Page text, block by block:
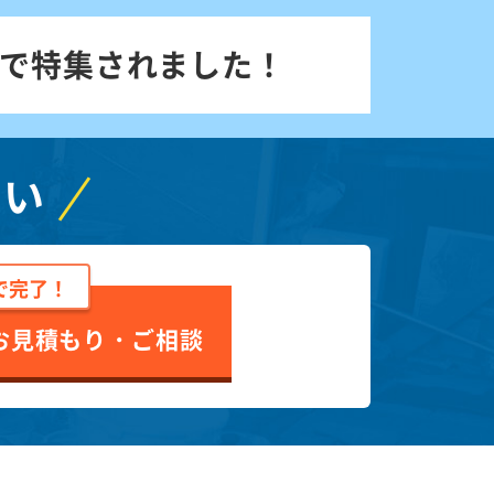
特集されました！
完了！
見積もり・ご相談